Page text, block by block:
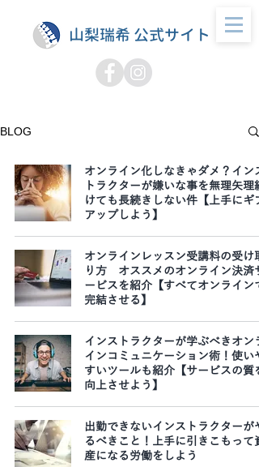
山梨瑞希 公式サイト
BLOG
オンライン化しなきゃダメ？インス
トラクターが嫌いな事を無理矢理続
けても長続きしない件【上手にギブ
アップしよう】
オンラインレッスン受講料の受け取
り方 オススメのオンライン決済サ
ービスを紹介【すべてオンラインで
完結させる】
インストラクターが学ぶべきオンラ
インコミュニケーション術！使いや
すいツールも紹介【サービスの質を
向上させよう】
出勤できないインストラクターがや
るべきこと！上手に引きこもって資
産になる労働をしよう